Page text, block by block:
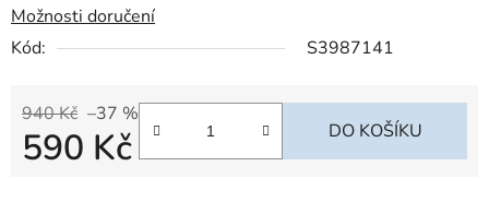
Možnosti doručení
Kód:
S3987141
940 Kč –37 %
590 Kč DO KOŠÍKU